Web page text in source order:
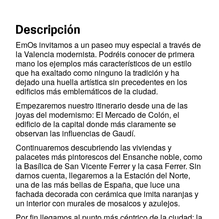
Descripción
EmOs invitamos a un paseo muy especial a través de
la Valencia modernista. Podréis conocer de primera
mano los ejemplos más característicos de un estilo
que ha exaltado como ninguno la tradición y ha
dejado una huella artística sin precedentes en los
edificios más emblemáticos de la ciudad.
Empezaremos nuestro itinerario desde una de las
joyas del modernismo: El Mercado de Colón, el
edificio de la capital donde más claramente se
observan las influencias de Gaudí.
Continuaremos descubriendo las viviendas y
palacetes más pintorescos del Ensanche noble, como
la Basílica de San Vicente Ferrer y la casa Ferrer. Sin
darnos cuenta, llegaremos a la Estación del Norte,
una de las más bellas de España, que luce una
fachada decorada con cerámica que imita naranjas y
un interior con murales de mosaicos y azulejos.